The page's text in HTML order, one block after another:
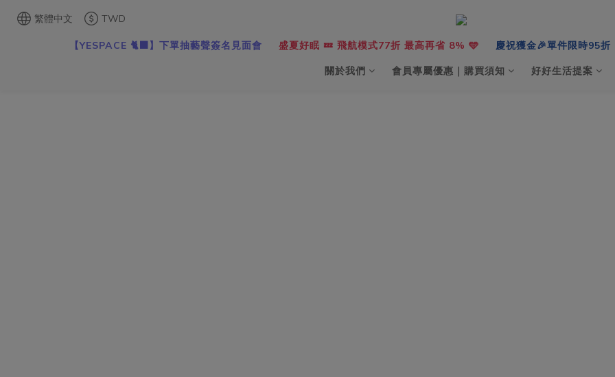
繁體中文 TWD
【YESPACE 🐈‍⬛】下單抽藝聲簽名見面會 盛夏好眠 💤 飛航模式77折 最高再省 8% 🩵 慶祝獲金🎉單件限時95折
關於我們 會員專屬優惠｜購買須知 好好生活提案